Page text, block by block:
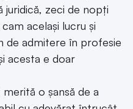
juridică, zeci de nopți
același lucru și
de admitere în profesie
acesta e doar
o șansă de a